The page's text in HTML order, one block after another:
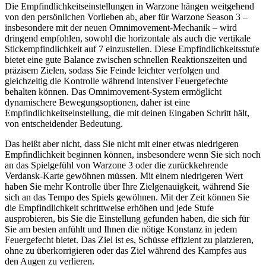
Die Empfindlichkeitseinstellungen in Warzone hängen weitgehend
von den persönlichen Vorlieben ab, aber für Warzone Season 3 –
insbesondere mit der neuen Omnimovement-Mechanik – wird
dringend empfohlen, sowohl die horizontale als auch die vertikale
Stickempfindlichkeit auf 7 einzustellen. Diese Empfindlichkeitsstufe
bietet eine gute Balance zwischen schnellen Reaktionszeiten und
präzisem Zielen, sodass Sie Feinde leichter verfolgen und
gleichzeitig die Kontrolle während intensiver Feuergefechte
behalten können. Das Omnimovement-System ermöglicht
dynamischere Bewegungsoptionen, daher ist eine
Empfindlichkeitseinstellung, die mit deinen Eingaben Schritt hält,
von entscheidender Bedeutung.
Das heißt aber nicht, dass Sie nicht mit einer etwas niedrigeren
Empfindlichkeit beginnen können, insbesondere wenn Sie sich noch
an das Spielgefühl von Warzone 3 oder die zurückkehrende
Verdansk-Karte gewöhnen müssen. Mit einem niedrigeren Wert
haben Sie mehr Kontrolle über Ihre Zielgenauigkeit, während Sie
sich an das Tempo des Spiels gewöhnen. Mit der Zeit können Sie
die Empfindlichkeit schrittweise erhöhen und jede Stufe
ausprobieren, bis Sie die Einstellung gefunden haben, die sich für
Sie am besten anfühlt und Ihnen die nötige Konstanz in jedem
Feuergefecht bietet. Das Ziel ist es, Schüsse effizient zu platzieren,
ohne zu überkorrigieren oder das Ziel während des Kampfes aus
den Augen zu verlieren.